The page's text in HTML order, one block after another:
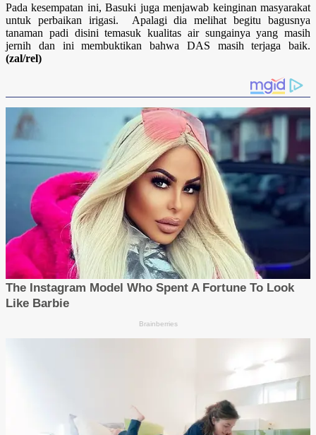
Pada kesempatan ini, Basuki juga menjawab keinginan masyarakat
untuk perbaikan irigasi. Apalagi dia melihat begitu bagusnya
tanaman padi disini temasuk kualitas air sungainya yang masih
jernih dan ini membuktikan bahwa DAS masih terjaga baik.
(zal/rel)